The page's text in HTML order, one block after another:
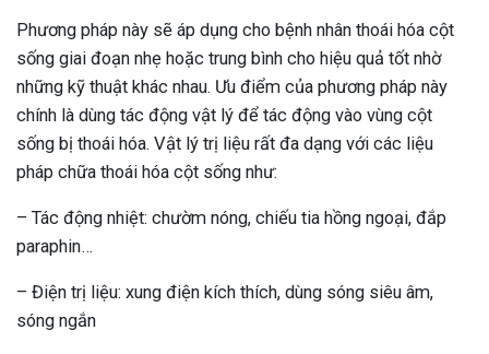
Phương pháp này sẽ áp dụng cho bệnh nhân thoái hóa cột
sống giai đoạn nhẹ hoặc trung bình cho hiệu quả tốt nhờ
những kỹ thuật khác nhau. Ưu điểm của phương pháp này
chính là dùng tác động vật lý để tác động vào vùng cột
sống bị thoái hóa. Vật lý trị liệu rất đa dạng với các liệu
pháp chữa thoái hóa cột sống như:
– Tác động nhiệt: chườm nóng, chiếu tia hồng ngoại, đắp
paraphin…
– Điện trị liệu: xung điện kích thích, dùng sóng siêu âm,
sóng ngắn